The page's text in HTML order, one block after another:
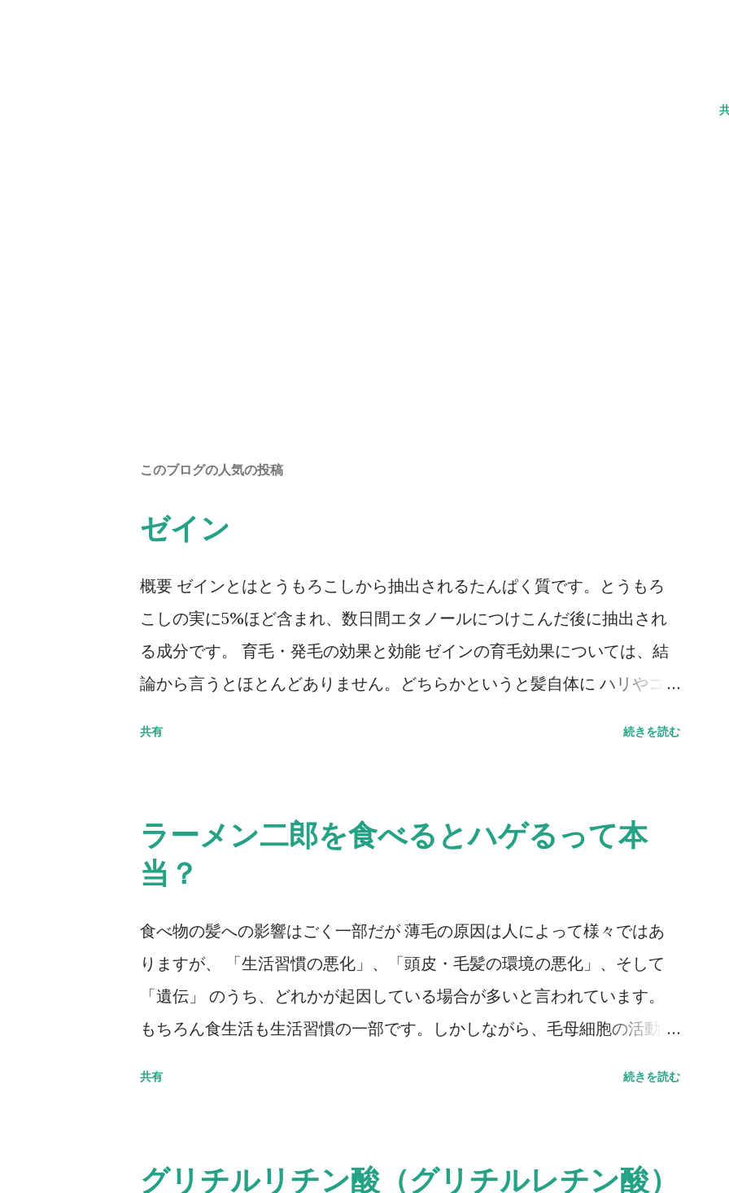
このブログの人気の投稿
ゼイン
概要 ゼインとはとうもろこしから抽出されるたんぱく質です。とうもろ
こしの実に5%ほど含まれ、数日間エタノールにつけこんだ後に抽出され
る成分です。 育毛・発毛の効果と効能 ゼインの育毛効果については、結
論から言うとほとんどありません。どちらかというと髪自体に ハリやコ
を使用すると、使用して数日間、割と即効で髪にハリ・コシが生まれボリ
ュームアップ感を得ることができます。それ自体は決して悪いことではな
っているように錯覚してしまう点です。ゼインにはもちろん 保湿効果 や
頭皮洗浄効果もあるのですが、それらは特筆すべきほどの効果ではありま
せん。使用している育毛シャンプーの本質的な育毛効果を知りたい場合
は、逆にこの成分が含まれることで分かり辛くなってしまう場合があるの
で、その点は予め理解しておいた方が良いでしょう。 副作用・用量・用
共有 続きを読む
ラーメン二郎を食べるとハゲるって本
当？
食べ物の髪への影響はごく一部だが 薄毛の原因は人によって様々ではあ
りますが、 「生活習慣の悪化」、「頭皮・毛髪の環境の悪化」、そして
「遺伝」 のうち、どれかが起因している場合が多いと言われています。
もちろん食生活も生活習慣の一部です。しかしながら、毛母細胞の活動に
共有 続きを読む
グリチルリチン酸（グリチルレチン酸）